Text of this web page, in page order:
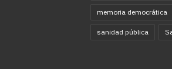
memoria democrática
sanidad pública